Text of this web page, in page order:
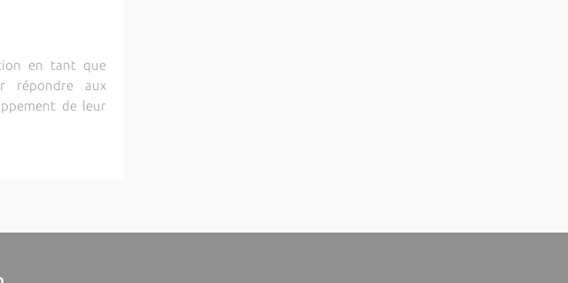
en tant que
répondre aux
de leur